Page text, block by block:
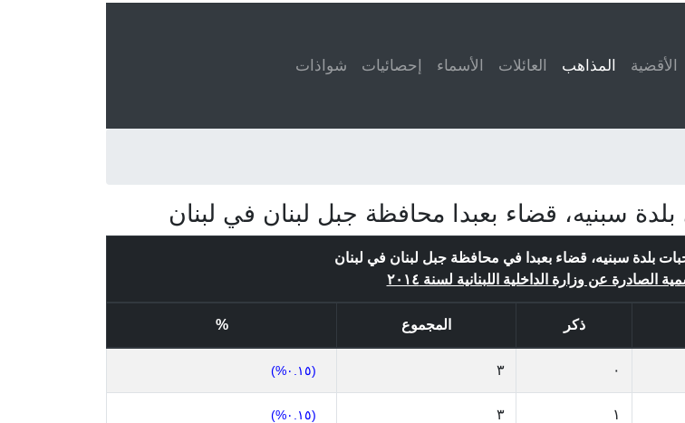
الأقضية المذاهب العائلات الأسماء إحصائيات شواذات
سبنيه، قضاء بعبدا محافظة جبل لبنان في لبنان
بلدة سبنيه، قضاء بعبدا في محافظة جبل لبنان في لبنان
الصادرة عن وزارة الداخلية اللبنانية لسنة ٢٠١٤
ذكر المجموع %
٠ ٣ (٠.١٥%)
١ ٣ (٠.١٥%)